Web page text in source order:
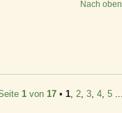
Nach oben
1 von 17 • 1 2 3 4 5